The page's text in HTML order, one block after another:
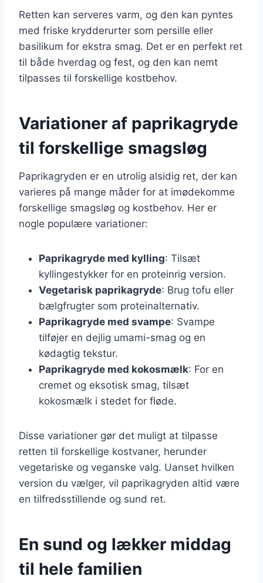
Retten kan serveres varm, og den kan pyntes
med friske krydderurter som persille eller
basilikum for ekstra smag. Det er en perfekt ret
til både hverdag og fest, og den kan nemt
tilpasses til forskellige kostbehov.
Variationer af paprikagryde
til forskellige smagsløg
Paprikagryden er en utrolig alsidig ret, der kan
varieres på mange måder for at imødekomme
forskellige smagsløg og kostbehov. Her er
nogle populære variationer:
Paprikagryde med kylling: Tilsæt
kyllingestykker for en proteinrig version.
Vegetarisk paprikagryde: Brug tofu eller
bælgfrugter som proteinalternativ.
Paprikagryde med svampe: Svampe
tilføjer en dejlig umami-smag og en
kødagtig tekstur.
Paprikagryde med kokosmælk: For en
cremet og eksotisk smag, tilsæt
kokosmælk i stedet for fløde.
Disse variationer gør det muligt at tilpasse
retten til forskellige kostvaner, herunder
vegetariske og veganske valg. Uanset hvilken
version du vælger, vil paprikagryden altid være
en tilfredsstillende og sund ret.
En sund og lækker middag
til hele familien